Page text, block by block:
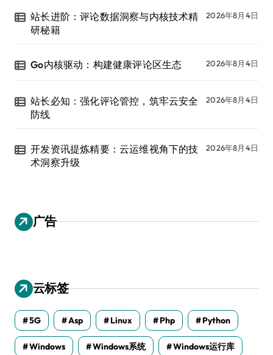
站长进阶：评论数据洞察与内核技术精
研秘籍
2026年8月4日
Go内核驱动：构建健康评论区生态 2026年8月4日
站长必知：强化评论管控，筑牢云安全
防线
2026年8月4日
开发资讯提炼精要：云运维视角下的技
术洞察升级
2026年8月4日
广告
云标签
5G Asp Linux Php Python
Windows Windows系统 Windows运行库